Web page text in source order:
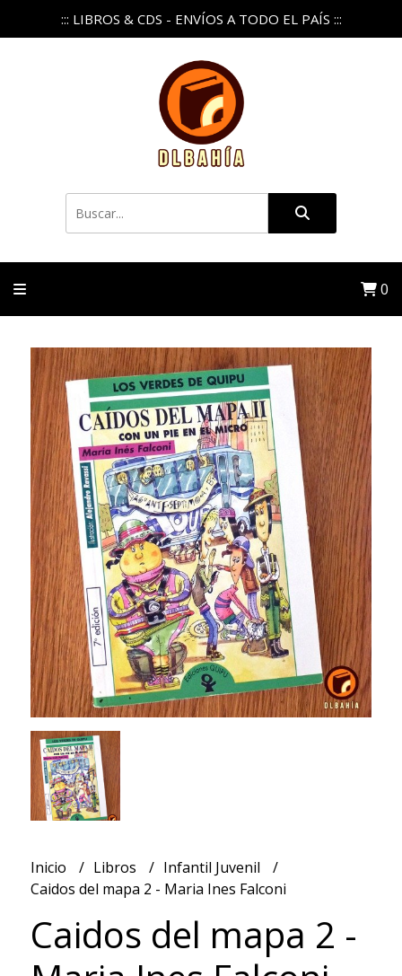
::: LIBROS & CDS - ENVÍOS A TODO EL PAÍS :::
0
Inicio Libros
Infantil Juvenil
Caidos del mapa 2 - Maria Ines Falconi
Caidos del mapa 2 -